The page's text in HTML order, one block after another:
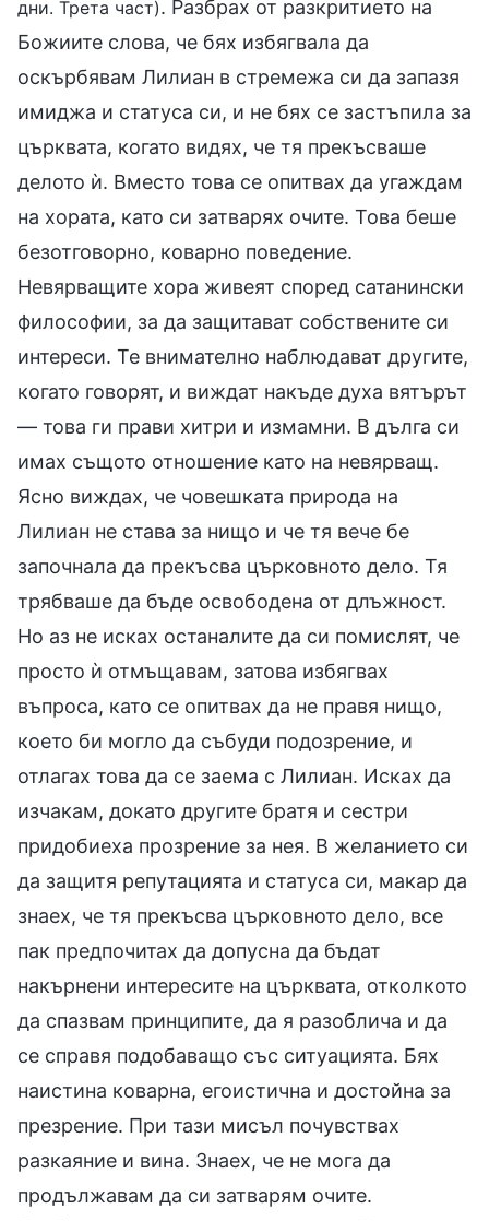
дни. Трета част). Разбрах от разкритието на
Божиите слова, че бях избягвала да
оскърбявам Лилиан в стремежа си да запазя
имиджа и статуса си, и не бях се застъпила за
църквата, когато видях, че тя прекъсваше
делото ѝ. Вместо това се опитвах да угаждам
на хората, като си затварях очите. Това беше
безотговорно, коварно поведение.
Невярващите хора живеят според сатанински
философии, за да защитават собствените си
интереси. Те внимателно наблюдават другите,
когато говорят, и виждат накъде духа вятърът
— това ги прави хитри и измамни. В дълга си
имах същото отношение като на невярващ.
Ясно виждах, че човешката природа на
Лилиан не става за нищо и че тя вече бе
започнала да прекъсва църковното дело. Тя
трябваше да бъде освободена от длъжност.
Но аз не исках останалите да си помислят, че
просто ѝ отмъщавам, затова избягвах
въпроса, като се опитвах да не правя нищо,
което би могло да събуди подозрение, и
отлагах това да се заема с Лилиан. Исках да
изчакам, докато другите братя и сестри
придобиеха прозрение за нея. В желанието си
да защитя репутацията и статуса си, макар да
знаех, че тя прекъсва църковното дело, все
пак предпочитах да допусна да бъдат
накърнени интересите на църквата, отколкото
да спазвам принципите, да я разоблича и да
се справя подобаващо със ситуацията. Бях
наистина коварна, егоистична и достойна за
презрение. При тази мисъл почувствах
разкаяние и вина. Знаех, че не мога да
продължавам да си затварям очите.